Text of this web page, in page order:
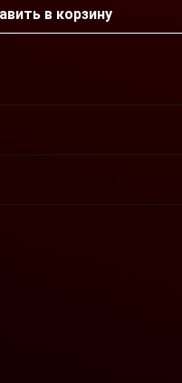
в корзину